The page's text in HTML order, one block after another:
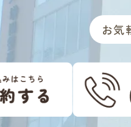
お気